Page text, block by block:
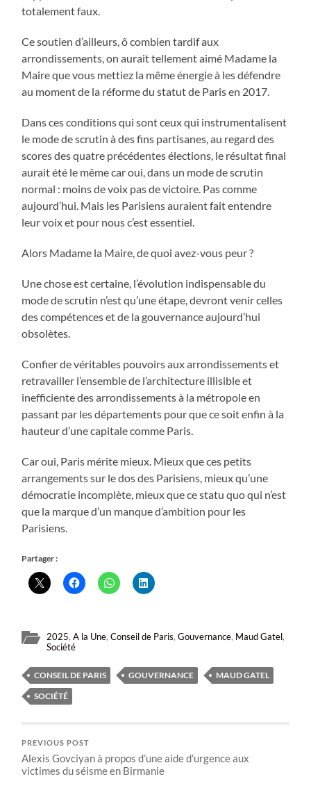
totalement faux.
Ce soutien d’ailleurs, ô combien tardif aux
arrondissements, on aurait tellement aimé Madame la
Maire que vous mettiez la même énergie à les défendre
au moment de la réforme du statut de Paris en 2017.
Dans ces conditions qui sont ceux qui instrumentalisent
le mode de scrutin à des fins partisanes, au regard des
scores des quatre précédentes élections, le résultat final
aurait été le même car oui, dans un mode de scrutin
normal : moins de voix pas de victoire. Pas comme
aujourd’hui. Mais les Parisiens auraient fait entendre
leur voix et pour nous c’est essentiel.
Alors Madame la Maire, de quoi avez-vous peur ?
Une chose est certaine, l’évolution indispensable du
mode de scrutin n’est qu’une étape, devront venir celles
des compétences et de la gouvernance aujourd’hui
obsolètes.
Confier de véritables pouvoirs aux arrondissements et
retravailler l’ensemble de l’architecture illisible et
inefficiente des arrondissements à la métropole en
passant par les départements pour que ce soit enfin à la
hauteur d’une capitale comme Paris.
Car oui, Paris mérite mieux. Mieux que ces petits
arrangements sur le dos des Parisiens, mieux qu’une
démocratie incomplète, mieux que ce statu quo qui n’est
que la marque d’un manque d’ambition pour les
Parisiens.
Partager :
2025,A la Une,Conseil de Paris,Gouvernance, Maud Gatel,
Société
CONSEIL DE PARIS GOUVERNANCE
MAUD GATEL
SOCIÉTÉ
PREVIOUS POST
Alexis Govciyan à propos d’une aide d’urgence aux
victimes du séisme en Birmanie